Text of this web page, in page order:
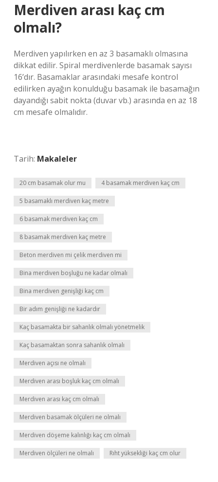
Merdiven arası kaç cm
olmalı?
Merdiven yapılırken en az 3 basamaklı olmasına
dikkat edilir. Spiral merdivenlerde basamak sayısı
16’dır. Basamaklar arasındaki mesafe kontrol
edilirken ayağın konulduğu basamak ile basamağın
dayandığı sabit nokta (duvar vb.) arasında en az 18
cm mesafe olmalıdır.
Tarih: Makaleler
20 cm basamak olur mu 4 basamak merdiven kaç cm
5 basamaklı merdiven kaç metre
6 basamak merdiven kaç cm
8 basamak merdiven kaç metre
Beton merdiven mi çelik merdiven mi
Bina merdiven boşluğu ne kadar olmalı
Bina merdiven genişliği kaç cm
Bir adım genişliği ne kadardır
Kaç basamakta bir sahanlık olmalı yönetmelik
Kaç basamaktan sonra sahanlık olmalı
Merdiven açısı ne olmalı
Merdiven arası boşluk kaç cm olmalı
Merdiven arası kaç cm olmalı
Merdiven basamak ölçüleri ne olmalı
Merdiven döşeme kalınlığı kaç cm olmalı
Merdiven ölçüleri ne olmalı Rıht yüksekliği kaç cm olur